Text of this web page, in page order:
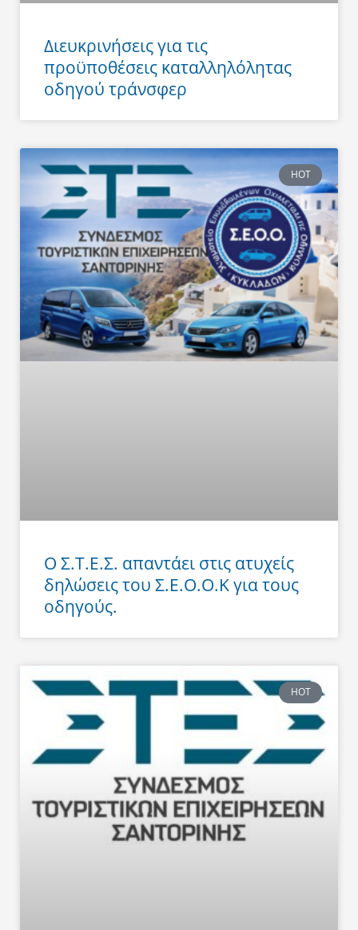
Διευκρινήσεις για τις
προϋποθέσεις καταλληλόλητας
οδηγού τράνσφερ
HOT
Ο Σ.Τ.Ε.Σ. απαντάει στις ατυχείς
δηλώσεις του Σ.Ε.Ο.Ο.Κ για τους
οδηγούς.
HOT